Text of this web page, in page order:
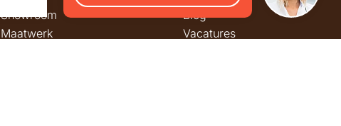
Showroom
Maatwerk
Blog
Vacatures